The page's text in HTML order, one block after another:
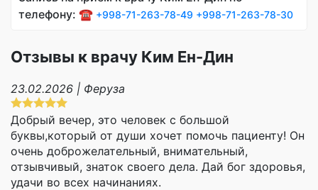
телефону: ☎️ +998-71-263-78-49 +998-71-263-78-30
Отзывы к врачу Ким Ен-Дин
23.02.2026 | Феруза
Добрый вечер, это человек с большой
буквы,который от души хочет помочь пациенту! Он
очень доброжелательный, внимательный,
отзывчивый, знаток своего дела. Дай бог здоровья,
удачи во всех начинаниях.